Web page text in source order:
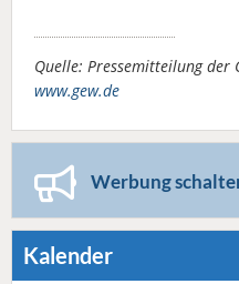
Quelle: Pressemitteilung der
www.gew.de
Werbung
Kalender